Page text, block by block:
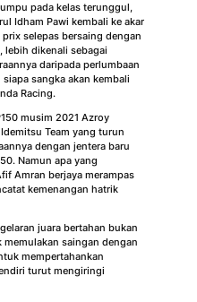
pada kelas terunggul,
Idham Pawi kembali ke akar
selepas bersaing dengan
lebih dikenali sebagai
daripada perlumbaan
sangka akan kembali
Racing.
musim 2021 Azroy
Team yang turun
dengan jentera baru
Namun apa yang
Amran berjaya merampas
kemenangan hatrik
juara bertahan bukan
saingan dengan
mempertahankan
turut mengiringi